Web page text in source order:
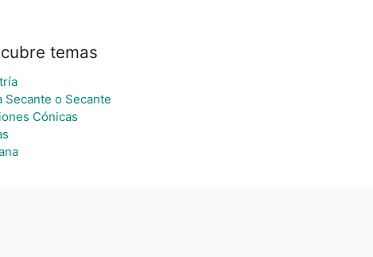
temas
Secante o Secante
Cónicas